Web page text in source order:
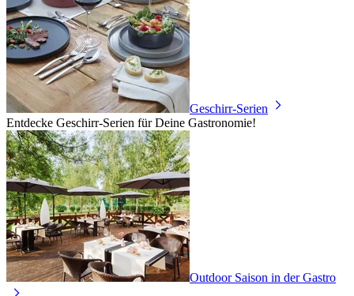
Geschirr-Serien
Entdecke Geschirr-Serien für Deine Gastronomie!
Outdoor Saison in der Gastro